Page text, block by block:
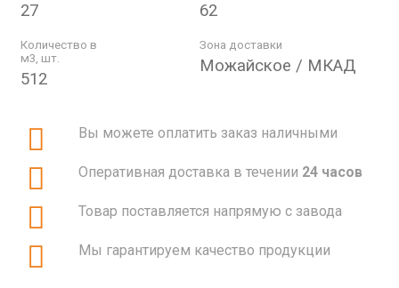
27 62
Количество в
м3, шт.
512
Зона доставки
Можайское / МКАД
Вы можете оплатить заказ наличными
Оперативная доставка в течении 24 часов
Товар поставляется напрямую с завода
Мы гарантируем качество продукции